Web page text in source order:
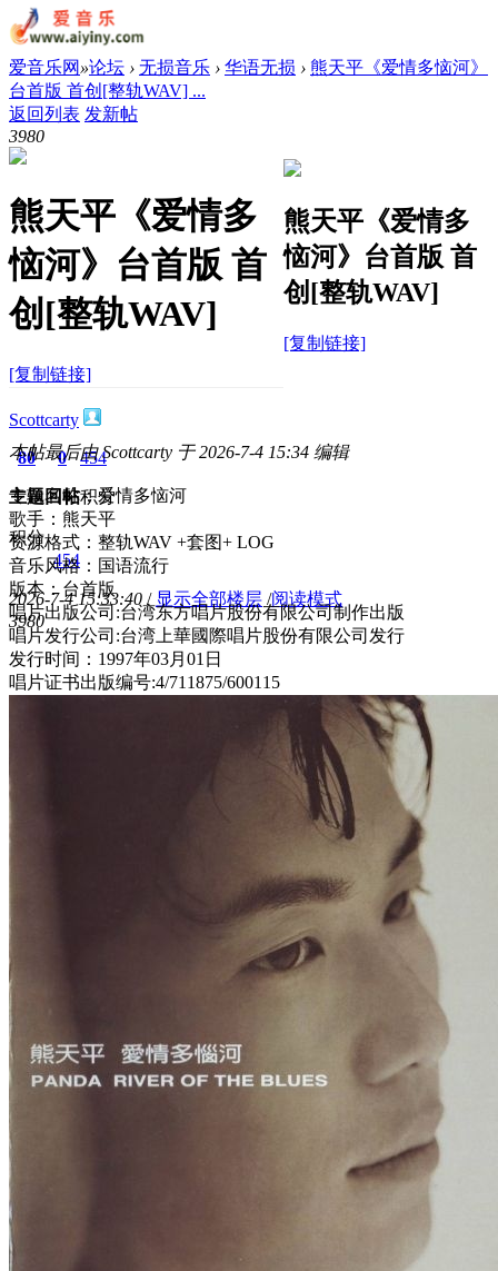
爱音乐网 »论坛 › 无损音乐 › 华语无损 › 熊天平《爱情多恼河》
台首版 首创[整轨WAV] ...
返回列表 发新帖
3980
熊天平《爱情多
恼河》台首版 首
创[整轨WAV]
[复制链接]
熊天平《爱情多
恼河》台首版 首
创[整轨WAV]
[复制链接]
Scottcarty
80
主题
0
回帖
454
积分
积分
454
2026-7-4 15:33:40 / 显示全部楼层 /阅读模式
3980
本帖最后由 Scottcarty 于 2026-7-4 15:34 编辑
专辑名称：爱情多恼河
歌手：熊天平
资源格式：整轨WAV +套图+ LOG
音乐风格：国语流行
版本：台首版
唱片出版公司:台湾东方唱片股份有限公司制作出版
唱片发行公司:台湾上華國際唱片股份有限公司发行
发行时间：1997年03月01日
唱片证书出版编号:4/711875/600115